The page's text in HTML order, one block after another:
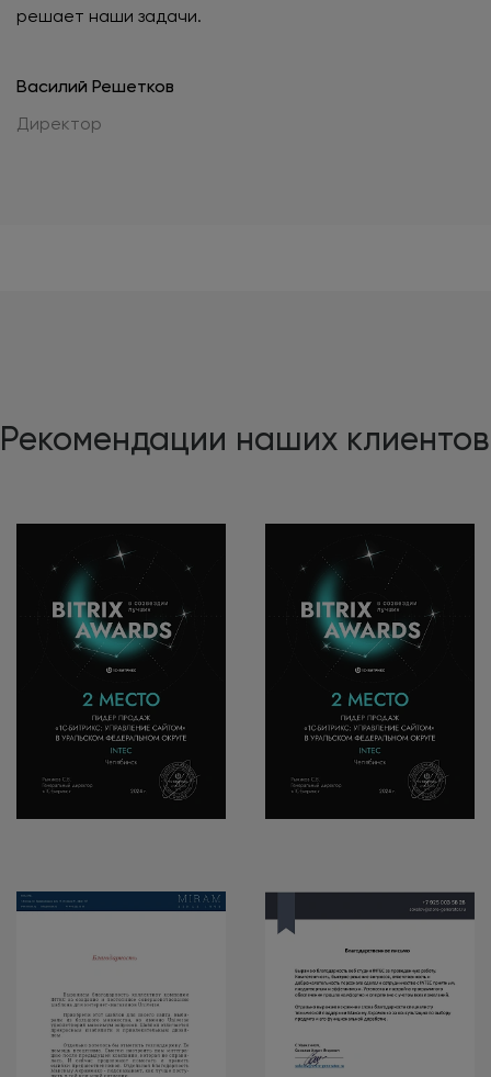
решает наши задачи.
Василий Решетков
Директор
Рекомендации наших клиентов